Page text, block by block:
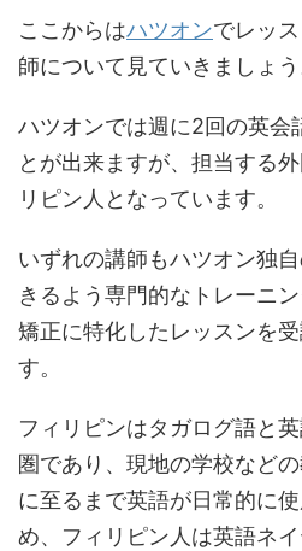
ここからはハツオンでレッ
師について見ていきましょう
ハツオンでは週に2回の英会
とが出来ますが、担当する
リピン人となっています。
いずれの講師もハツオン独
きるよう専門的なトレーニ
矯正に特化したレッスンを
す。
フィリピンはタガログ語と
圏であり、現地の学校など
に至るまで英語が日常的に
め、フィリピン人は英語ネ